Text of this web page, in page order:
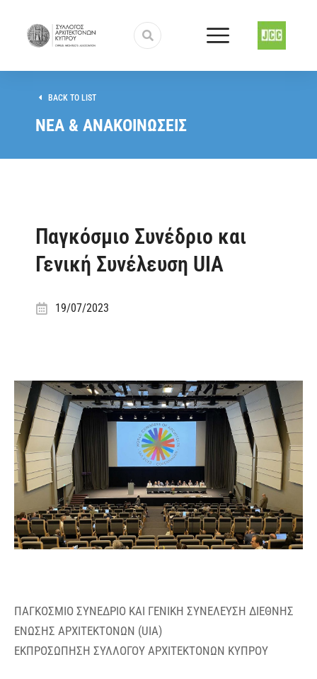
BACK TO LIST
ΝΕΑ & ΑΝΑΚΟΙΝΩΣΕΙΣ
Παγκόσμιο Συνέδριο και
Γενική Συνέλευση UIA
19/07/2023
ΠΑΓΚΟΣΜΙΟ ΣΥΝΕΔΡΙΟ ΚΑΙ ΓΕΝΙΚΗ ΣΥΝΕΛΕΥΣΗ ΔΙΕΘΝΗΣ
ΕΝΩΣΗΣ ΑΡΧΙΤΕΚΤΟΝΩΝ (UIA)
ΕΚΠΡΟΣΩΠΗΣΗ ΣΥΛΛΟΓΟΥ ΑΡΧΙΤΕΚΤΟΝΩΝ ΚΥΠΡΟΥ